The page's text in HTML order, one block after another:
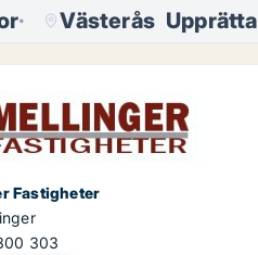
Västerås
Fastigheter
303